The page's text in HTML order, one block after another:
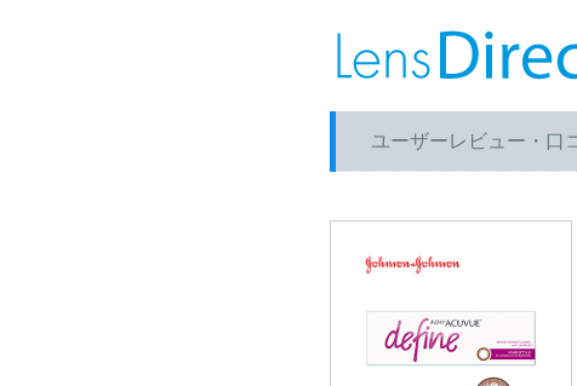
ユーザーレビュー・口